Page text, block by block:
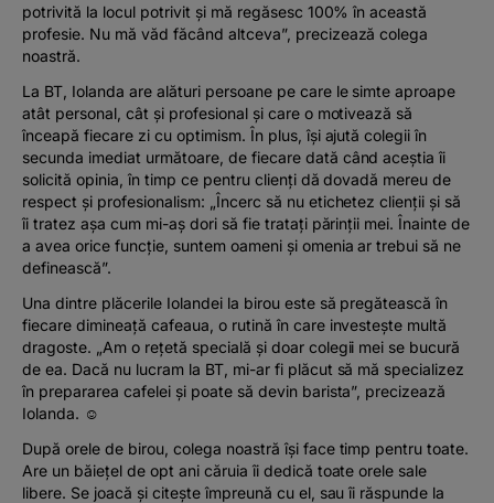
potrivită la locul potrivit și mă regăsesc 100% în această
profesie. Nu mă văd făcând altceva”, precizează colega
noastră.
La BT, Iolanda are alături persoane pe care le simte aproape
atât personal, cât și profesional și care o motivează să
înceapă fiecare zi cu optimism. În plus, își ajută colegii în
secunda imediat următoare, de fiecare dată când aceștia îi
solicită opinia, în timp ce pentru clienți dă dovadă mereu de
respect și profesionalism: „Încerc să nu etichetez clienții și să
îi tratez așa cum mi-aș dori să fie tratați părinții mei. Înainte de
a avea orice funcție, suntem oameni și omenia ar trebui să ne
definească”.
Una dintre plăcerile Iolandei la birou este să pregătească în
fiecare dimineață cafeaua, o rutină în care investește multă
dragoste. „Am o rețetă specială și doar colegii mei se bucură
de ea. Dacă nu lucram la BT, mi-ar fi plăcut să mă specializez
în prepararea cafelei și poate să devin barista”, precizează
Iolanda. ☺️
După orele de birou, colega noastră își face timp pentru toate.
Are un băiețel de opt ani căruia îi dedică toate orele sale
libere. Se joacă și citește împreună cu el, sau îi răspunde la